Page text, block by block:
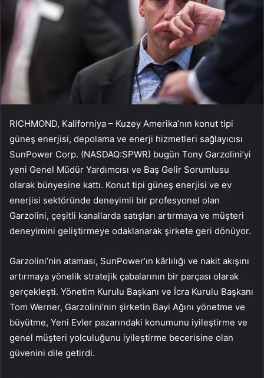
RICHMOND, Kaliforniya – Kuzey Amerika’nın konut tipi
güneş enerjisi, depolama ve enerji hizmetleri sağlayıcısı
SunPower Corp. (NASDAQ:SPWR) bugün Tony Garzolini’yi
yeni Genel Müdür Yardımcısı ve Baş Gelir Sorumlusu
olarak bünyesine kattı. Konut tipi güneş enerjisi ve ev
enerjisi sektöründe deneyimli bir profesyonel olan
Garzolini, çeşitli kanallarda satışları artırmaya ve müşteri
deneyimini geliştirmeye odaklanarak şirkete geri dönüyor.
Garzolini’nin ataması, SunPower’ın kârlılığı ve nakit akışını
artırmaya yönelik stratejik çabalarının bir parçası olarak
gerçekleşti. Yönetim Kurulu Başkanı ve İcra Kurulu Başkanı
Tom Werner, Garzolini’nin şirketin Bayi Ağını yönetme ve
büyütme, Yeni Evler pazarındaki konumunu iyileştirme ve
genel müşteri yolculuğunu iyileştirme becerisine olan
güvenini dile getirdi.